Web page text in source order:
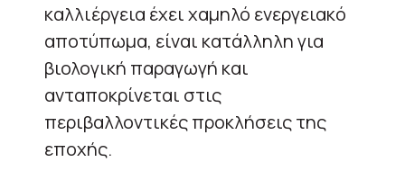
καλλιέργεια έχει χαμηλό ενεργειακό
αποτύπωμα, είναι κατάλληλη για
βιολογική παραγωγή και
ανταποκρίνεται στις
περιβαλλοντικές προκλήσεις της
εποχής.